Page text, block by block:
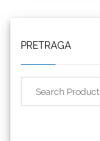
PRETRAGA